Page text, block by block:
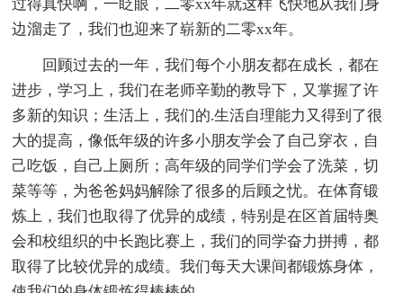
过得真快啊，一眨眼，二零xx年就这样飞快地从我们身
边溜走了，我们也迎来了崭新的二零xx年。
回顾过去的一年，我们每个小朋友都在成长，都在
进步，学习上，我们在老师辛勤的教导下，又掌握了许
多新的知识；生活上，我们的.生活自理能力又得到了很
大的提高，像低年级的许多小朋友学会了自己穿衣，自
己吃饭，自己上厕所；高年级的同学们学会了洗菜，切
菜等等，为爸爸妈妈解除了很多的后顾之忧。在体育锻
炼上，我们也取得了优异的成绩，特别是在区首届特奥
会和校组织的中长跑比赛上，我们的同学奋力拼搏，都
取得了比较优异的成绩。我们每天大课间都锻炼身体，